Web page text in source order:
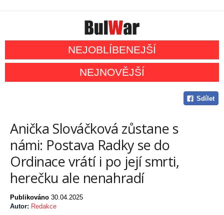
NEJOBLÍBENEJŠÍ
NEJNOVĚJŠÍ
Sdílet
Anička Slováčková zůstane s
námi: Postava Radky se do
Ordinace vrátí i po její smrti,
herečku ale nenahradí
Publikováno 30.04.2025
Autor: Redakce